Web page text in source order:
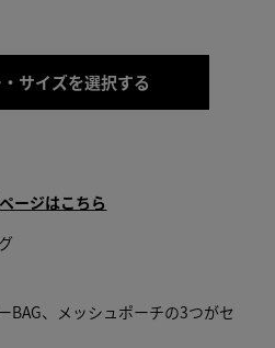
サイズを選択する
ージはこちら
BAG、メッシュポーチの3つがセ